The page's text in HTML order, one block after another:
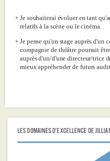
Je souhaiterai évoluer en tant
relatifs à la scène ou le cinéma.
Je pense qu'un stage auprès d'un
compagnie de théâtre pourrait
auprès d'un/d'une directeur/trice
mieux appréhender de futurs
LES DOMAINES D'EXCELLENCE DE